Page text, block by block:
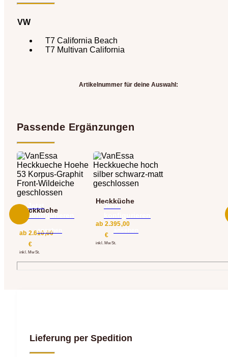
VW
T7 California Beach
T7 Multivan California
Artikelnummer für deine Auswahl:
Passende Ergänzungen
Jetzt
konfigurieren
ansehen
Heckküche
ab 2.610,00
€
inkl. MwSt.
Jetzt
Heckküche
ab 2.395,00
€
inkl. MwSt.
Lieferung per Spedition